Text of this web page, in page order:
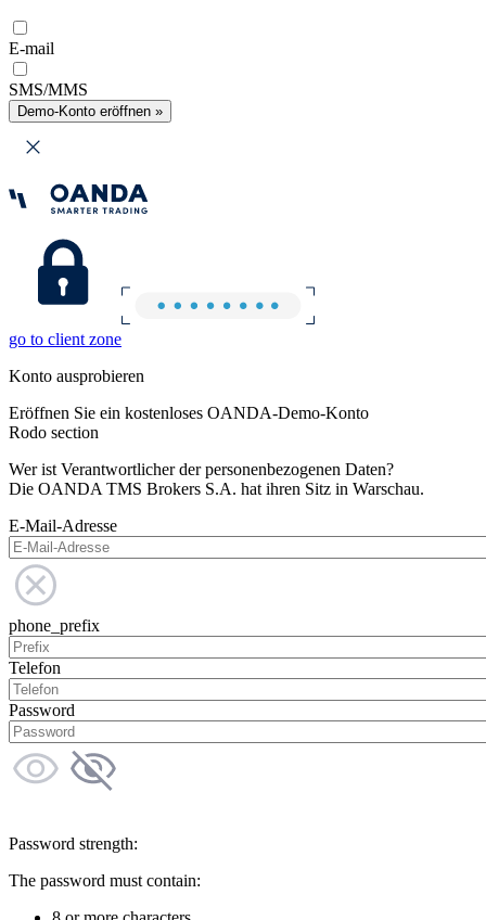
E-mail
SMS/MMS
Demo-Konto eröffnen »
go to client zone
Konto ausprobieren
Eröffnen Sie ein kostenloses OANDA-Demo-Konto
Rodo section
Wer ist Verantwortlicher der personenbezogenen Daten?
Die OANDA TMS Brokers S.A. hat ihren Sitz in Warschau.
E-Mail-Adresse
phone_prefix
Telefon
Password
Password strength:
The password must contain: